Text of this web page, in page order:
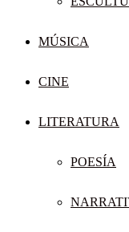
MÚSICA
CINE
LITERATURA
POESÍA